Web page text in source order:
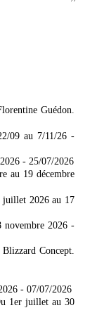
Guédon.
09 au 7/11/26 -
- 25/07/2026
au 19 décembre
juillet 2026 au 17
2026 -
Concept.
- 07/07/2026
1er juillet au 30